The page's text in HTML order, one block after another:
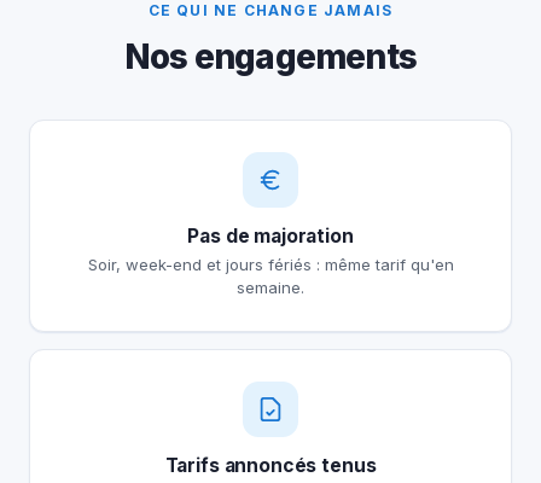
CE QUI NE CHANGE JAMAIS
Nos engagements
Pas de majoration
Soir, week-end et jours fériés : même tarif qu'en
semaine.
Tarifs annoncés tenus